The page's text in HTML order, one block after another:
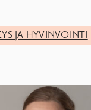
JA HYVINVOINTI